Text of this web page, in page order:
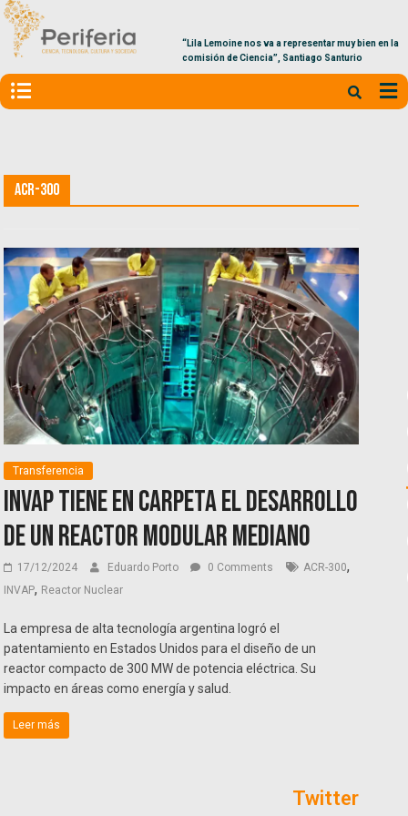
“Lila Lemoine nos va a representar muy bien en la
comisión de Ciencia”, Santiago Santurio
ACR-300
Transferencia
INVAP tiene en carpeta el desarrollo
de un reactor modular mediano
17/12/2024 Eduardo Porto 0 Comments ACR-300,
INVAP, Reactor Nuclear
La empresa de alta tecnología argentina logró el
patentamiento en Estados Unidos para el diseño de un
reactor compacto de 300 MW de potencia eléctrica. Su
impacto en áreas como energía y salud.
Leer más
Twitter